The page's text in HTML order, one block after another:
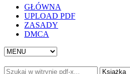
GŁÓWNA
UPLOAD PDF
ZASADY
DMCA